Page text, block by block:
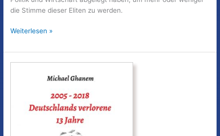
die Stimme dieser Eliten zu werden.
Deutschlands
13
Jahre
Weiterlesen »